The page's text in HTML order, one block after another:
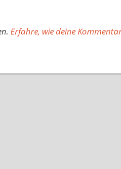
Erfahre, wie deine